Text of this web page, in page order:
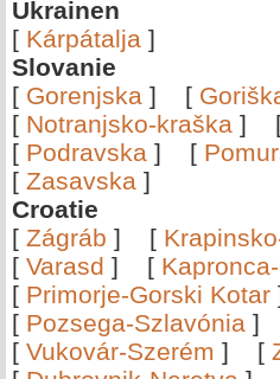
Ukrainen
[ Kárpátalja ]
Slovanie
[ Gorenjska ] [
[ Notranjsko-kraška ]
[ Podravska ] [
[ Zasavska ]
Croatie
[ Zágráb ] [
[ Varasd ] [
[ Primorje-Gorski Kotar
[ Pozsega-Szlavónia ]
[ Vukovár-Szerém ] [